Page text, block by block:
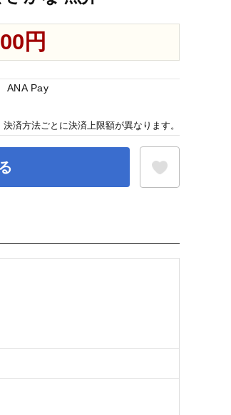
円
ANA Pay
決済方法ごとに決済上限額が異なります。